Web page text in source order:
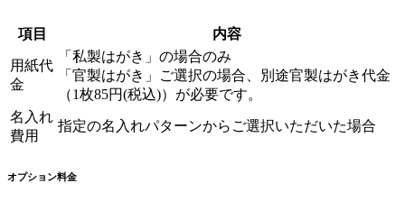
項目 内容
用紙代
金
「私製はがき」の場合のみ
「官製はがき」ご選択の場合、別途官製はがき代金
（1枚85円(税込)）が必要です。
名入れ
費用
指定の名入れパターンからご選択いただいた場合
オプション料金